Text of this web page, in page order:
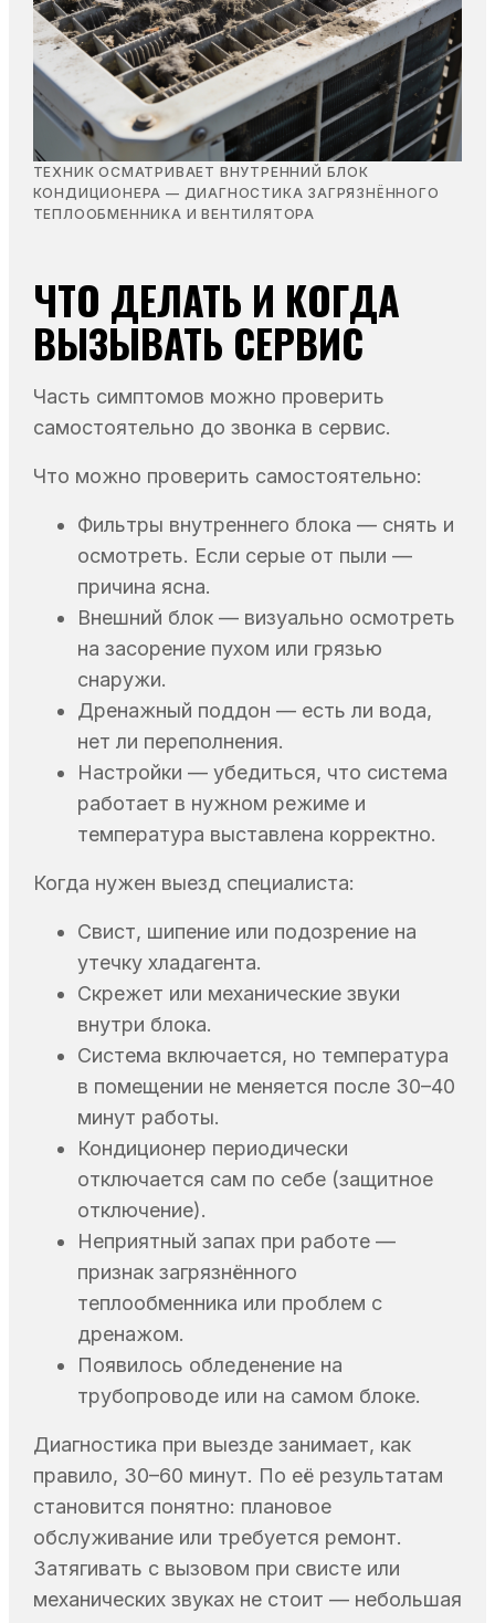
ТЕХНИК ОСМАТРИВАЕТ ВНУТРЕННИЙ БЛОК
КОНДИЦИОНЕРА — ДИАГНОСТИКА ЗАГРЯЗНЁННОГО
ТЕПЛООБМЕННИКА И ВЕНТИЛЯТОРА
ЧТО ДЕЛАТЬ И КОГДА
ВЫЗЫВАТЬ СЕРВИС
Часть симптомов можно проверить
самостоятельно до звонка в сервис.
Что можно проверить самостоятельно:
Фильтры внутреннего блока — снять и
осмотреть. Если серые от пыли —
причина ясна.
Внешний блок — визуально осмотреть
на засорение пухом или грязью
снаружи.
Дренажный поддон — есть ли вода,
нет ли переполнения.
Настройки — убедиться, что система
работает в нужном режиме и
температура выставлена корректно.
Когда нужен выезд специалиста:
Свист, шипение или подозрение на
утечку хладагента.
Скрежет или механические звуки
внутри блока.
Система включается, но температура
в помещении не меняется после 30–40
минут работы.
Кондиционер периодически
отключается сам по себе (защитное
отключение).
Неприятный запах при работе —
признак загрязнённого
теплообменника или проблем с
дренажом.
Появилось обледенение на
трубопроводе или на самом блоке.
Диагностика при выезде занимает, как
правило, 30–60 минут. По её результатам
становится понятно: плановое
обслуживание или требуется ремонт.
Затягивать с вызовом при свисте или
механических звуках не стоит — небольшая